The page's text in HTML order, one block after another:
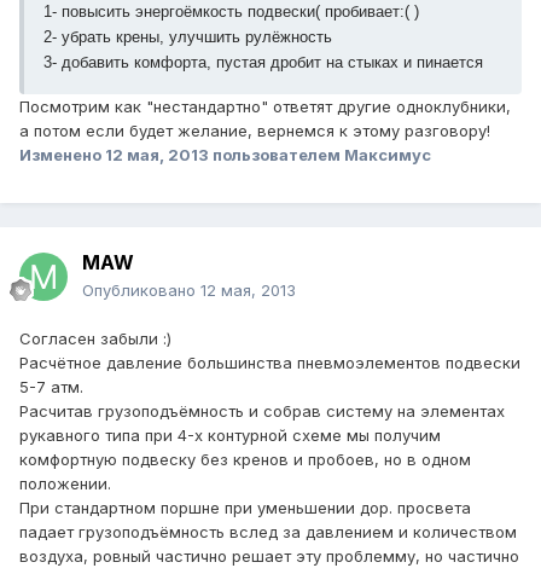
1- повысить энергоёмкость подвески( пробивает:( )
2- убрать крены, улучшить рулёжность
3- добавить комфорта, пустая дробит на стыках и пинается
Посмотрим как "нестандартно" ответят другие одноклубники,
а потом если будет желание, вернемся к этому разговору!
Изменено 12 мая, 2013 пользователем Максимус
MAW
Опубликовано 12 мая, 2013
Согласен забыли :)
Расчётное давление большинства пневмоэлементов подвески
5-7 атм.
Расчитав грузоподъёмность и собрав систему на элементах
рукавного типа при 4-х контурной схеме мы получим
комфортную подвеску без кренов и пробоев, но в одном
положении.
При стандартном поршне при уменьшении дор. просвета
падает грузоподъёмность вслед за давлением и количеством
воздуха, ровный частично решает эту проблемму, но частично